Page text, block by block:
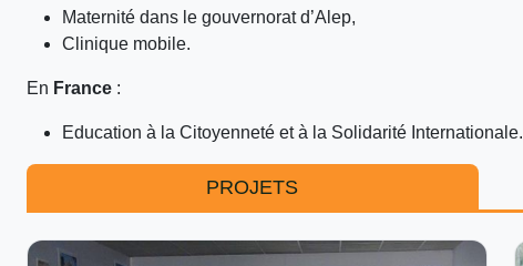
Maternité dans le gouvernorat d’Alep,
Clinique mobile.
En France :
Education à la Citoyenneté et à la Solidarité Internationale.
PROJETS